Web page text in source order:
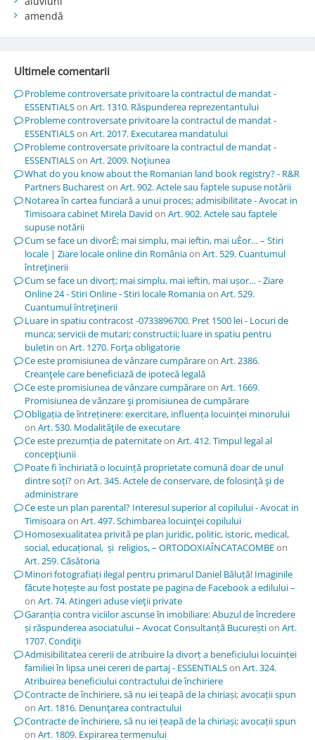
amendă
Ultimele comentarii
Probleme controversate privitoare la contractul de mandat -
ESSENTIALSon Art. 1310. Răspunderea reprezentantului
Probleme controversate privitoare la contractul de mandat -
ESSENTIALSon Art. 2017. Executarea mandatului
Probleme controversate privitoare la contractul de mandat -
ESSENTIALSon Art. 2009. Noţiunea
What do you know about the Romanian land book registry? - R&R
Partners Buchareston Art. 902. Actele sau faptele supuse notării
Notarea în cartea funciară a unui proces; admisibilitate - Avocat in
Timisoara cabinet Mirela David on Art. 902. Actele sau faptele
supuse notării
Cum se face un divorÈ; mai simplu, mai ieftin, mai uÈor… – Stiri
locale | Ziare locale online din Româniaon Art. 529. Cuantumul
întreţinerii
Cum se face un divorț; mai simplu, mai ieftin, mai ușor… - Ziare
Online 24 - Stiri Online - Stiri locale Romaniaon Art. 529.
Cuantumul întreţinerii
Luare in spatiu contracost -0733896700. Pret 1500 lei - Locuri de
munca; servicii de mutari; constructii; luare in spatiu pentru
buletin on Art. 1270. Forţa obligatorie
Ce este promisiunea de vânzare cumpărareon Art. 2386.
Creanţele care beneficiază de ipotecă legală
Ce este promisiunea de vânzare cumpărareon Art. 1669.
Promisiunea de vânzare şi promisiunea de cumpărare
Obligația de întreținere: exercitare, influența locuinței minorului
on Art. 530. Modalităţile de executare
Ce este prezumția de paternitateon Art. 412. Timpul legal al
concepţiunii
Poate fi închiriată o locuință proprietate comună doar de unul
dintre soți?on Art. 345. Actele de conservare, de folosinţă şi de
administrare
Ce este un plan parental? Interesul superior al copilului - Avocat in
Timisoaraon Art. 497. Schimbarea locuinţei copilului
Homosexualitatea privită pe plan juridic, politic, istoric, medical,
social, educațional, și religios, – ORTODOXIAÎNCATACOMBEon
Art. 259. Căsătoria
Minori fotografiați ilegal pentru primarul Daniel Băluță! Imaginile
făcute hoțește au fost postate pe pagina de Facebook a edilului –
on Art. 74. Atingeri aduse vieţii private
Garanția contra viciilor ascunse în imobiliare: Abuzul de încredere
și răspunderea asociatului – Avocat Consultanță Bucureștion Art.
1707. Condiţii
Admisibilitatea cererii de atribuire la divorț a beneficiului locuinței
familiei în lipsa unei cereri de partaj - ESSENTIALSon Art. 324.
Atribuirea beneficiului contractului de închiriere
Contracte de închiriere, să nu iei țeapă de la chiriași; avocații spun
on Art. 1816. Denunţarea contractului
Contracte de închiriere, să nu iei țeapă de la chiriași; avocații spun
on Art. 1809. Expirarea termenului